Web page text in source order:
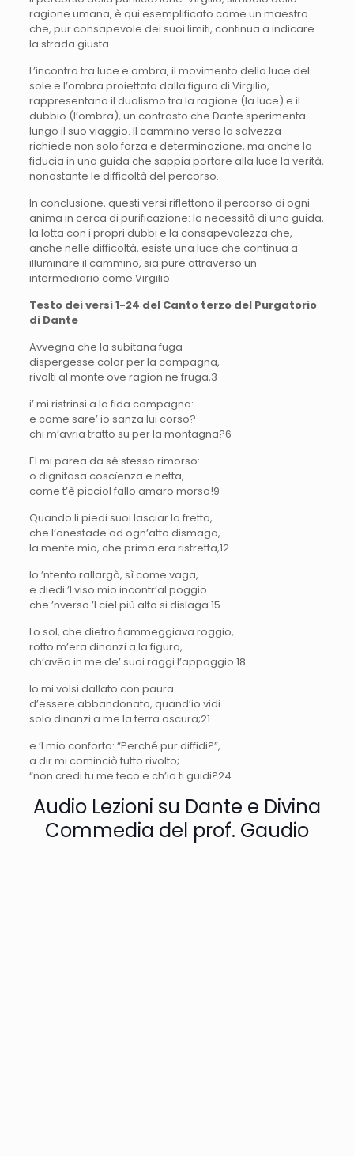
ragione umana, è qui esemplificato come un maestro
che, pur consapevole dei suoi limiti, continua a indicare
la strada giusta.
L’incontro tra luce e ombra, il movimento della luce del
sole e l’ombra proiettata dalla figura di Virgilio,
rappresentano il dualismo tra la ragione (la luce) e il
dubbio (l’ombra), un contrasto che Dante sperimenta
lungo il suo viaggio. Il cammino verso la salvezza
richiede non solo forza e determinazione, ma anche la
fiducia in una guida che sappia portare alla luce la verità,
nonostante le difficoltà del percorso.
In conclusione, questi versi riflettono il percorso di ogni
anima in cerca di purificazione: la necessità di una guida,
la lotta con i propri dubbi e la consapevolezza che,
anche nelle difficoltà, esiste una luce che continua a
illuminare il cammino, sia pure attraverso un
intermediario come Virgilio.
Testo dei versi 1-24 del Canto terzo del Purgatorio
di Dante
Avvegna che la subitana fuga
dispergesse color per la campagna,
rivolti al monte ove ragion ne fruga,3
i’ mi ristrinsi a la fida compagna:
e come sare’ io sanza lui corso?
chi m’avria tratto su per la montagna?6
El mi parea da sé stesso rimorso:
o dignitosa coscïenza e netta,
come t’è picciol fallo amaro morso!9
Quando li piedi suoi lasciar la fretta,
che l’onestade ad ogn’atto dismaga,
la mente mia, che prima era ristretta,12
lo ’ntento rallargò, sì come vaga,
e diedi ’l viso mio incontr’al poggio
che ’nverso ’l ciel più alto si dislaga.15
Lo sol, che dietro fiammeggiava roggio,
rotto m’era dinanzi a la figura,
ch’avëa in me de’ suoi raggi l’appoggio.18
Io mi volsi dallato con paura
d’essere abbandonato, quand’io vidi
solo dinanzi a me la terra oscura;21
e ’l mio conforto: “Perché pur diffidi?”,
a dir mi cominciò tutto rivolto;
“non credi tu me teco e ch’io ti guidi?24
Audio Lezioni su Dante e Divina
Commedia del prof. Gaudio